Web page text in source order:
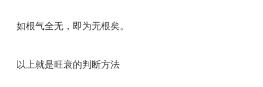
如根气全无，即为无根矣。
以上就是旺衰的判断方法